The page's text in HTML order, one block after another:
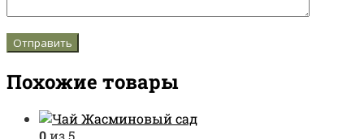
Похожие товары